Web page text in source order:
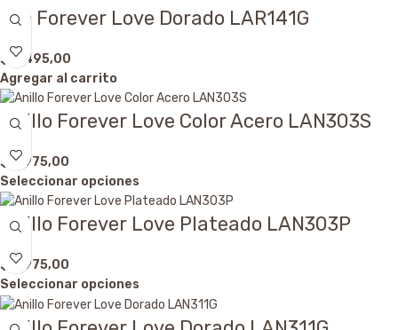
Aro Forever Love Dorado LAR141G
$ 4.495,00
Agregar al carrito
Anillo Forever Love Color Acero LAN303S
$ 6.975,00
Seleccionar opciones
Anillo Forever Love Plateado LAN303P
$ 6.975,00
Seleccionar opciones